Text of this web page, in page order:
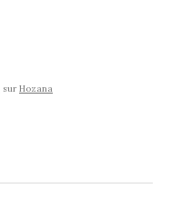
surHozana